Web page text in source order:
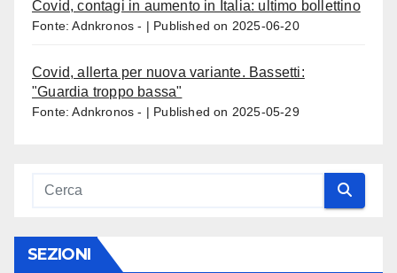
Covid, contagi in aumento in Italia: ultimo bollettino
Fonte: Adnkronos - Published on 2025-06-20
Covid, allerta per nuova variante. Bassetti:
"Guardia troppo bassa"
Fonte: Adnkronos - Published on 2025-05-29
SEZIONI